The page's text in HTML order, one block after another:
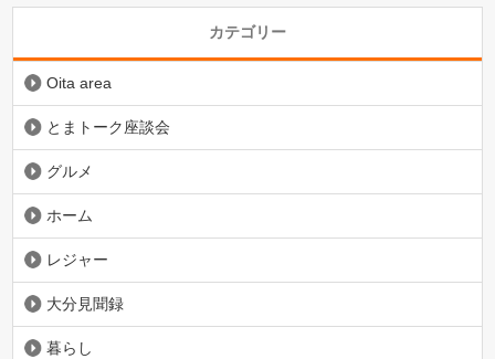
カテゴリー
Oita area
とまトーク座談会
グルメ
ホーム
レジャー
大分見聞録
暮らし